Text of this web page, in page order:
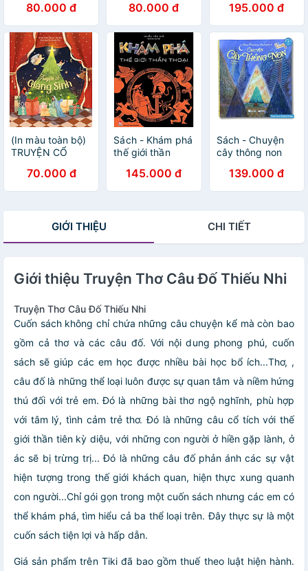
nhanh) Bìa cứng
80.000 đ 80.000 đ
PHIÊU LƯU
DÀNH CHO BÉ –
Sách Nhân Dân
195.000 đ
(In màu toàn bộ)
TRUYỆN CỔ
Thiên Thanh, Sỹ
Hiếu - NXB Kim
70.000 đ
Sách - Khám phá
thế giới thần
145.000 đ
Sách - Chuyện
cây thông non
Andersen) - Bìa
cứng
139.000 đ
GIỚI THIỆU CHI TIẾT
Giới thiệu Truyện Thơ Câu Đố Thiếu Nhi
Truyện Thơ Câu Đố Thiếu Nhi
Cuốn sách không chỉ chứa những câu chuyện kể mà còn bao
gồm cả thơ và các câu đố. Với nội dung phong phú, cuốn
sách sẽ giúp các em học được nhiều bài học bổ ích...Thơ, ,
câu đố là những thể loại luôn được sự quan tâm và niềm hứng
thú đối với trẻ em. Đó là những bài thơ ngộ nghĩnh, phù hợp
với tâm lý, tình cảm trẻ thơ. Đó là những câu cổ tích với thế
giới thần tiên kỳ diệu, với những con người ở hiền gặp lành, ở
ác sẽ bị trừng trị... Đó là những câu đố phản ánh các sự vật
hiện tượng trong thế giới khách quan, hiện thực xung quanh
con người...Chỉ gói gọn trong một cuốn sách nhưng các em có
thể khám phá, tìm hiểu cả ba thể loại trên. Đây thực sự là một
cuốn sách tiện lợi và hấp dẫn.
Giá sản phẩm trên Tiki đã bao gồm thuế theo luật hiện hành.